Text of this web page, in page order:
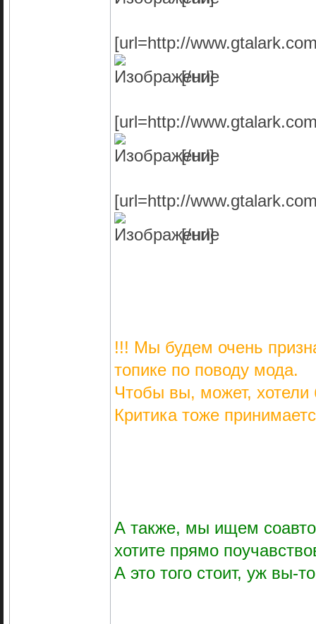
[url=http://
[/url]
[url=http://
[/url]
[url=http://
[/url]
!!! Мы будем очень
топике по поводу мода.
Чтобы вы, может, хотели
Критика тоже
А также, мы ищем
хотите прямо
А это того стоит, уж вы-